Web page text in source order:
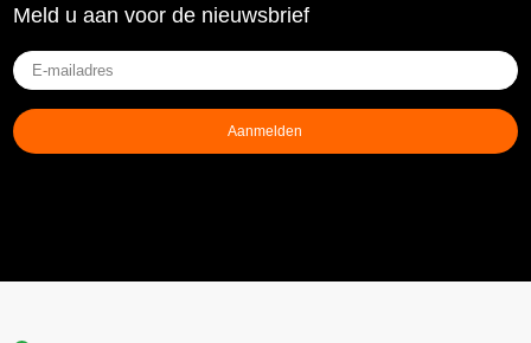
Meld u aan voor de nieuwsbrief
E-
mailadres(Vereist)
Aanmelden